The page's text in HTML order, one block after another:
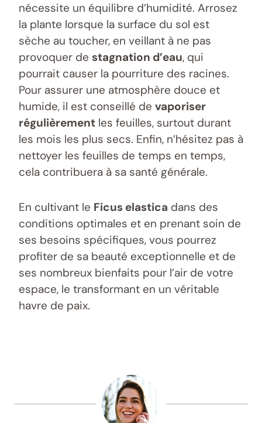
nécessite un équilibre d’humidité. Arrosez
la plante lorsque la surface du sol est
sèche au toucher, en veillant à ne pas
provoquer de stagnation d’eau, qui
pourrait causer la pourriture des racines.
Pour assurer une atmosphère douce et
humide, il est conseillé de vaporiser
régulièrement les feuilles, surtout durant
les mois les plus secs. Enfin, n’hésitez pas à
nettoyer les feuilles de temps en temps,
cela contribuera à sa santé générale.
En cultivant le Ficus elastica dans des
conditions optimales et en prenant soin de
ses besoins spécifiques, vous pourrez
profiter de sa beauté exceptionnelle et de
ses nombreux bienfaits pour l’air de votre
espace, le transformant en un véritable
havre de paix.